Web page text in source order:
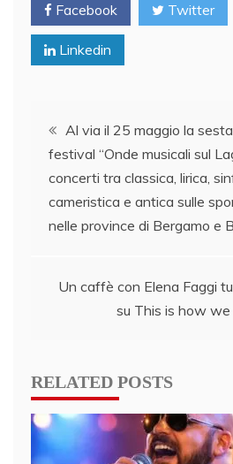
Facebook Twitter
Linkedin
Post
navigation
Al via il 25 maggio la
festival “Onde musicali sul
concerti tra classica, lirica,
cameristica e antica sulle
nelle province di Bergamo e
Un caffè con Elena Faggi
su This is how
RELATED POSTS